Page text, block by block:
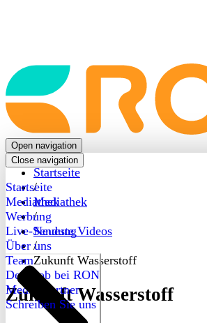
Back
to
frontpage
Open navigation
Close navigation
Startseite
Mediathek
Werbung
Live-Sendung
Über uns
Team
Dein Job bei RON
Medienpartner
Schreiben Sie uns
Startseite
/
Mediathek
/
Neueste Videos
/
Zukunft Wasserstoff
Zukunft Wasserstoff